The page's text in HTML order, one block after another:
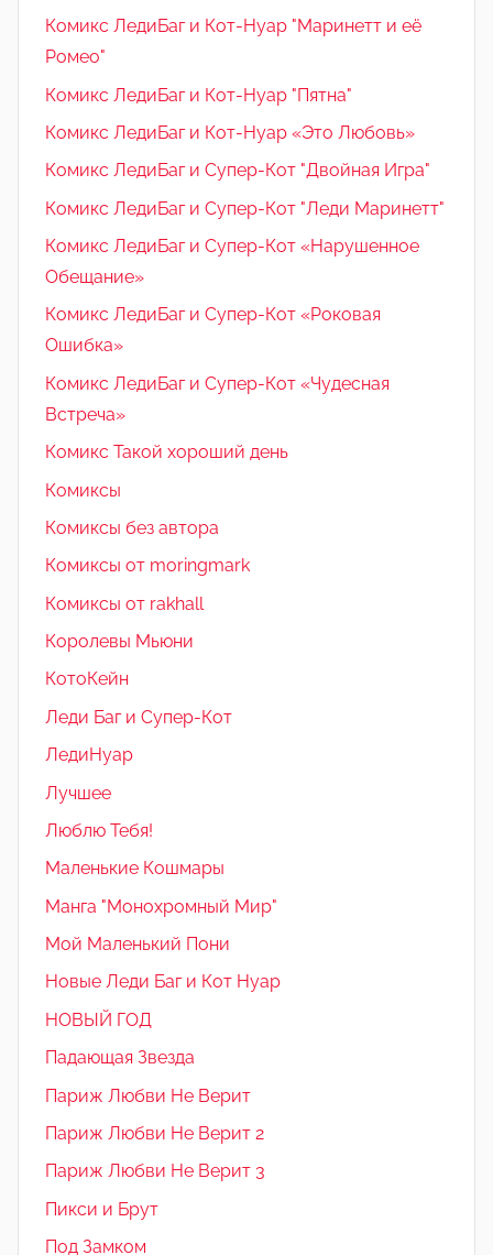
Комикс ЛедиБаг и Кот-Нуар "Маринетт и её
Ромео"
Комикс ЛедиБаг и Кот-Нуар "Пятна"
Комикс ЛедиБаг и Кот-Нуар «Это Любовь»
Комикс ЛедиБаг и Супер-Кот "Двойная Игра"
Комикс ЛедиБаг и Супер-Кот "Леди Маринетт"
Комикс ЛедиБаг и Супер-Кот «Нарушенное
Обещание»
Комикс ЛедиБаг и Супер-Кот «Роковая
Ошибка»
Комикс ЛедиБаг и Супер-Кот «Чудесная
Встреча»
Комикс Такой хороший день
Комиксы
Комиксы без автора
Комиксы от moringmark
Комиксы от rakhall
Королевы Мьюни
КотоКейн
Леди Баг и Супер-Кот
ЛедиНуар
Лучшее
Люблю Тебя!
Маленькие Кошмары
Манга "Монохромный Мир"
Мой Маленький Пони
Новые Леди Баг и Кот Нуар
НОВЫЙ ГОД
Падающая Звезда
Париж Любви Не Верит
Париж Любви Не Верит 2
Париж Любви Не Верит 3
Пикси и Брут
Под Замком